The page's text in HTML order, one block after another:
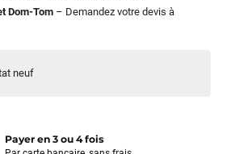
neuf
Dom-Tom – Demandez votre devis à
Payer en 3 ou 4 fois